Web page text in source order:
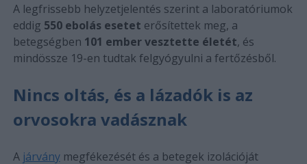
A legfrissebb helyzetjelentés szerint a laboratóriumok
eddig 550 ebolás esetet erősítettek meg, a
betegségben 101 ember vesztette életét, és
mindössze 19-en tudtak felgyógyulni a fertőzésből.
Nincs oltás, és a lázadók is az
orvosokra vadásznak
A járványmegfékezését és a betegek izolációját